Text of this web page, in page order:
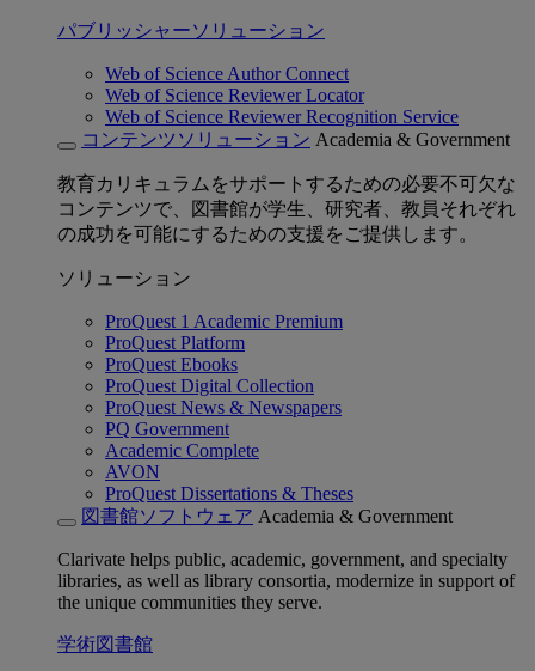
パブリッシャーソリューション
Web of Science Author Connect
Web of Science Reviewer Locator
Web of Science Reviewer Recognition Service
コンテンツソリューション Academia & Government
教育カリキュラムをサポートするための必要不可欠な
コンテンツで、図書館が学生、研究者、教員それぞれ
の成功を可能にするための支援をご提供します。
ソリューション
ProQuest 1 Academic Premium
ProQuest Platform
ProQuest Ebooks
ProQuest Digital Collection
ProQuest News & Newspapers
PQ Government
Academic Complete
AVON
ProQuest Dissertations & Theses
図書館ソフトウェア Academia & Government
Clarivate helps public, academic, government, and specialty
libraries, as well as library consortia, modernize in support of
the unique communities they serve.
学術図書館